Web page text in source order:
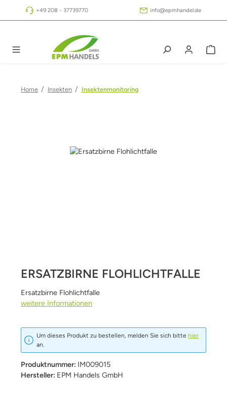
Zum Hauptinhalt springen
+49 208 - 37739770 info@epmhandel.de
Home / Insekten / Insektenmonitoring
Bildergalerie überspringen
ERSATZBIRNE FLOHLICHTFALLE
Ersatzbirne Flohlichtfalle
weitere Informationen
Um dieses Produkt zu bestellen, melden Sie sich bitte hier
an.
Produktnummer: IM009015
Hersteller: EPM Handels GmbH